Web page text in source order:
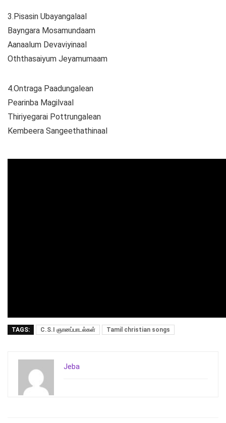
3.Pisasin Ubayangalaal
Bayngara Mosamundaam
Aanaalum Devaviyinaal
Oththasaiyum Jeyamumaam
4.Ontraga Paadungalean
Pearinba Magilvaal
Thiriyegarai Pottrungalean
Kembeera Sangeethathinaal
TAGS: C.S.I ஞானப்பாடல்கள் Tamil christian songs
Jeba